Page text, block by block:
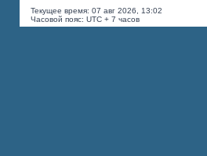
Текущее время: 07 авг 2026, 13:02
Часовой пояс: UTC + 7 часов